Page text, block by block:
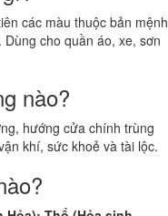
các màu thuộc bản mệnh
. Dùng cho quần áo, xe, sơn
nào?
hướng cửa chính trùng
khí, sức khoẻ và tài lộc.